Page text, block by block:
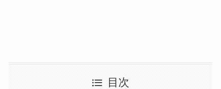
目次